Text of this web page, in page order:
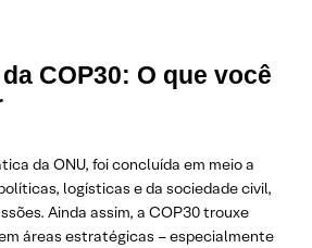
COP30: O que você
da ONU, foi concluída em meio a
logísticas e da sociedade civil,
Ainda assim, a COP30 trouxe
áreas estratégicas – especialmente